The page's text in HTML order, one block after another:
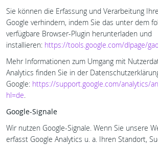
Sie können die Erfassung und Verarbeitung
Google verhindern, indem Sie das unter dem
verfügbare Browser-Plugin herunterladen und
installieren: https://tools.google.com/dlpage/
Mehr Informationen zum Umgang mit
Analytics finden Sie in der
Google: https://support.google.com/analytics/
hl=de.
Google-Signale
Wir nutzen Google-Signale. Wenn Sie unsere
erfasst Google Analytics u. a. Ihren Standort,